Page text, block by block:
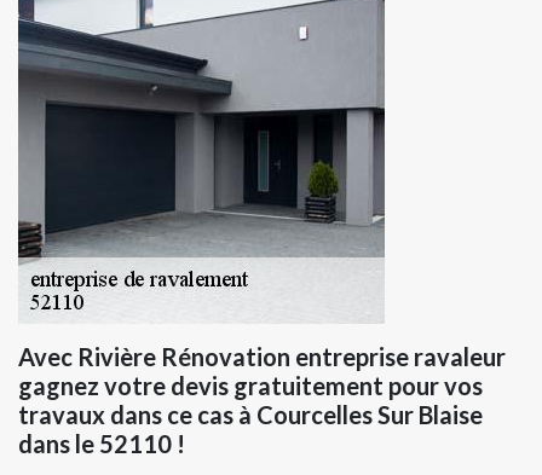
Avec Rivière Rénovation entreprise ravaleur
gagnez votre devis gratuitement pour vos
travaux dans ce cas à Courcelles Sur Blaise
dans le 52110 !